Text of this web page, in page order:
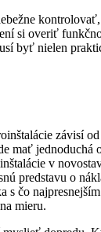
si overiť
byť nielen
závisí
mať jednoduchá
v
predstavu o
s čo
mieru.